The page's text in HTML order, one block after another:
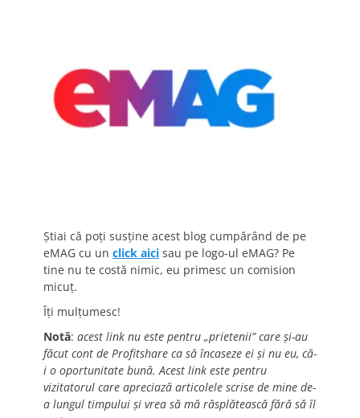
Știai că poți susține acest blog cumpărând de pe
eMAG cu un click aici sau pe logo-ul eMAG? Pe
tine nu te costă nimic, eu primesc un comision
micuț.
Îți mulțumesc!
Notă: acest link nu este pentru „prietenii” care și-au
făcut cont de Profitshare ca să încaseze ei și nu eu, că-
i o oportunitate bună. Acest link este pentru
vizitatorul care apreciază articolele scrise de mine de-
a lungul timpului și vrea să mă răsplătească fără să îl